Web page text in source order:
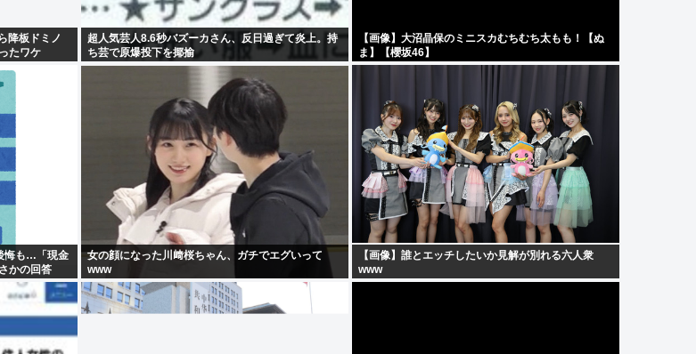
降板ドミノ
たワケ
超人気芸人8.6秒バズーカさん、反日過ぎて炎上。持
ち芸で原爆投下を揶揄
【画像】大沼晶保のミニスカむちむち太もも！【ぬ
ま】【櫻坂46】
悔も…「現金
かの回答
女の顔になった川﨑桜ちゃん、ガチでエグいって
www
【画像】誰とエッチしたいか見解が別れる六人衆
www